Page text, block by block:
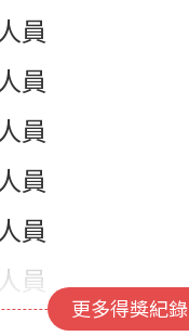
員
員
員
員
員
員
更多得獎紀錄